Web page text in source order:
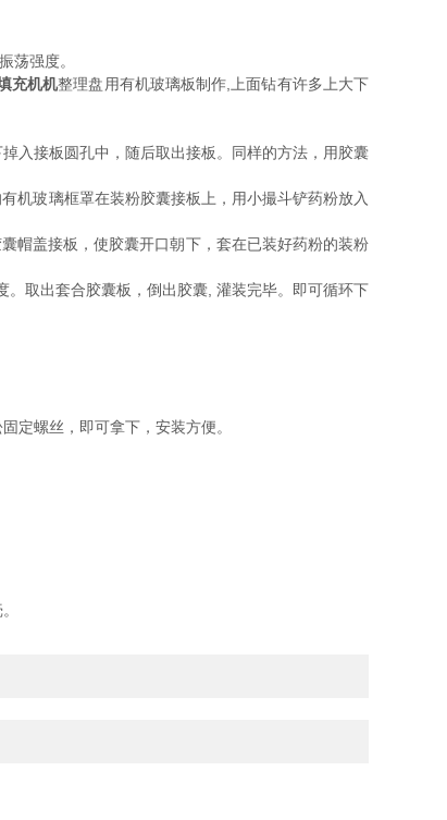
荡强度。
充机机整理盘用有机玻璃板制作,上面钻有许多上大下
入接板圆孔中，随后取出接板。同样的方法，用胶囊
机玻璃框罩在装粉胶囊接板上，用小撮斗铲药粉放入
帽盖接板，使胶囊开口朝下，套在已装好药粉的装粉
取出套合胶囊板，倒出胶囊, 灌装完毕。即可循环下
定螺丝，即可拿下，安装方便。